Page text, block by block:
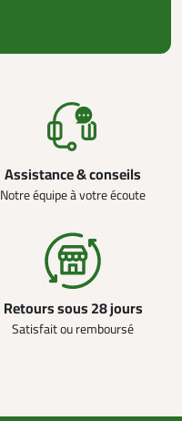
Assistance & conseils
Notre équipe à votre écoute
Retours sous 28 jours
Satisfait ou remboursé